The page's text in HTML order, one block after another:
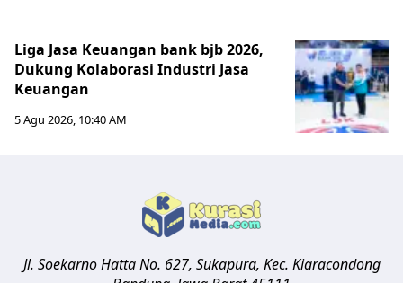
Liga Jasa Keuangan bank bjb 2026,
Dukung Kolaborasi Industri Jasa
Keuangan
5 Agu 2026, 10:40 AM
Jl. Soekarno Hatta No. 627, Sukapura, Kec. Kiaracondong